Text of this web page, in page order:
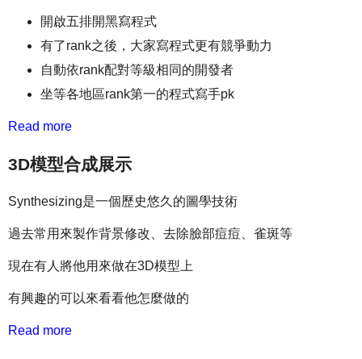
開啟五排開黑寫程式
有了rank之後，大家寫程式更有競爭動力
自動依rank配對等級相同的開發者
坐等各地區rank第一的程式寫手pk
Read more
3D模型合成展示
Synthesizing是一個歷史悠久的圖學技術
過去常用來製作背景修改、去除臉部痘痘、雀斑等
現在有人將他用來做在3D模型上
有興趣的可以來看看他怎麼做的
Read more